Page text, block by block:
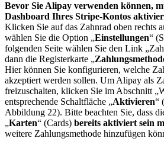
Bevor Sie Alipay verwenden können,
Dashboard Ihres Stripe-Kontos
Klicken Sie auf das Zahnrad oben rechts
wählen Sie die Option „Einstellungen“
folgenden Seite wählen Sie den Link
dann die Registerkarte „
Hier können Sie konfigurieren, welche
akzeptiert werden sollen. Um Alipay als
freizuschalten, klicken Sie im Abschnitt
entsprechende Schaltfläche „Aktivieren“
Abbildung 22). Bitte beachten Sie, dass
„Karten“ (Cards) bereits aktiviert sein
weitere Zahlungsmethode hinzufügen